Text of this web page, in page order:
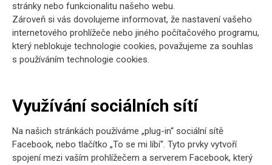
stránky nebo funkcionalitu našeho webu.
Zároveň si vás dovolujeme informovat, že nastavení vašeho
internetového prohlížeče nebo jiného počítačového programu,
který neblokuje technologie cookies, považujeme za souhlas
s používáním technologie cookies.
Využívání sociálních sítí
Na našich stránkách používáme „plug-in“ sociální sítě
Facebook, nebo tlačítko „To se mi líbí“. Tyto prvky vytvoří
spojení mezi vaším prohlížečem a serverem Facebook, který